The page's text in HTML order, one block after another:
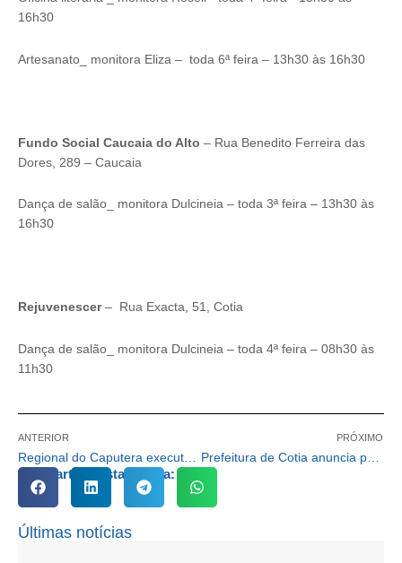
16h30
Artesanato_ monitora Eliza – toda 6ª feira – 13h30 às 16h30
Fundo Social Caucaia do Alto – Rua Benedito Ferreira das
Dores, 289 – Caucaia
Dança de salão_ monitora Dulcineia – toda 3ª feira – 13h30 às
16h30
Rejuvenescer– Rua Exacta, 51, Cotia
Dança de salão_ monitora Dulcineia – toda 4ª feira – 08h30 às
11h30
ANTERIOR
Regional do Caputera executa manutenção emergencial na infraestrutura do bairro
PRÓXIMO
Prefeitura de Cotia anuncia promoção de Guardas Civis em revista geral da corporação
Compartilhe esta notícia:
Últimas notícias